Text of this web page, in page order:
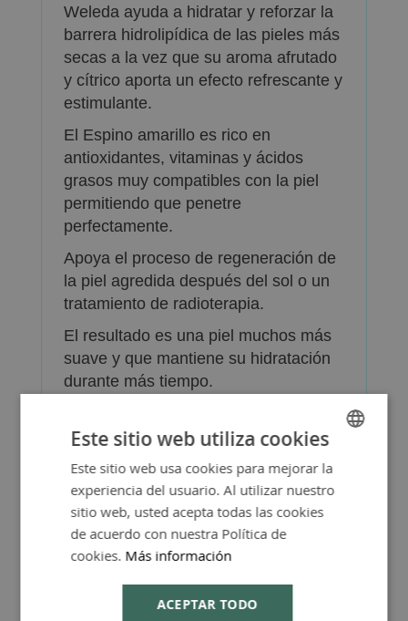
Weleda ayuda a hidratar y reforzar la
barrera hidrolipídica de las pieles más
secas a la vez que su aroma afrutado
y cítrico aporta un efecto refrescante y
estimulante.
El Espino amarillo es rico en
antioxidantes, vitaminas y ácidos
grasos muy compatibles con la piel
permitiendo que penetre
perfectamente.
Apoya el proceso de regeneración de
la piel agredida después del sol o un
tratamiento de radioterapia.
El resultado es una piel muchos más
suave y que mantiene su hidratación
durante más tiempo.
Weleda es ecológico y vegano. No
tiene conservantes, colorantes,
perfumes sintéticos, ni sustancias de
origen petroquímico.
SPANISH
ENGLISH
Este sitio web utiliza cookies
Este sitio web usa cookies para mejorar la
experiencia del usuario. Al utilizar nuestro
sitio web, usted acepta todas las cookies
de acuerdo con nuestra Política de
cookies. Más información
ACEPTAR TODO